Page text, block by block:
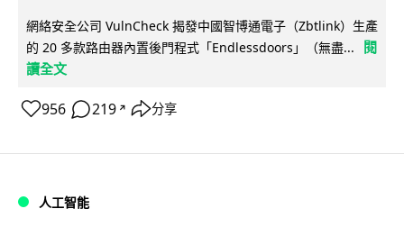
網絡安全公司 VulnCheck 揭發中國智博通電子（Zbtlink）生產
的 20 多款路由器內置後門程式「Endlessdoors」（無盡...
閱
讀全文
956 219 ↗ 分享
人工智能